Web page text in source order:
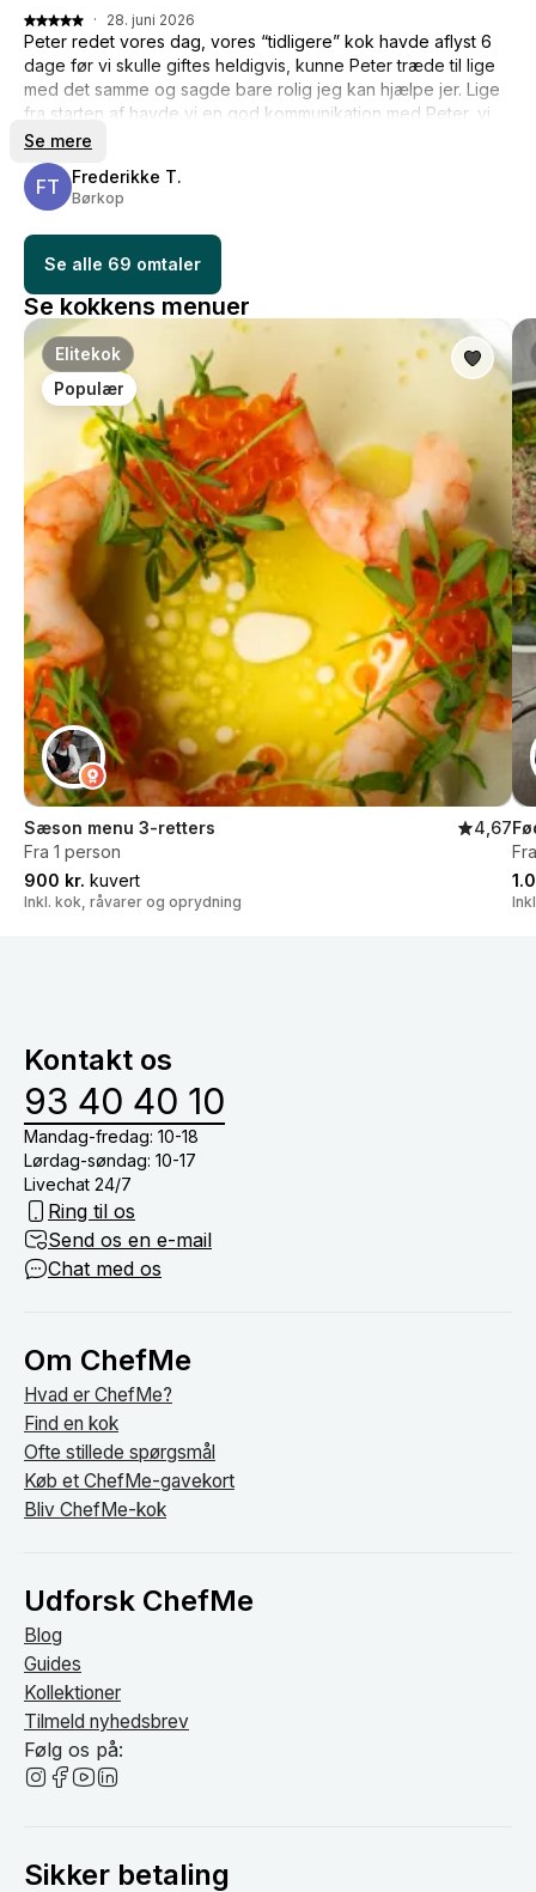
FT Frederikke T.
Børkop
· 28. juni 2026
Peter redet vores dag, vores “tidligere” kok havde aflyst 6
dage før vi skulle giftes heldigvis, kunne Peter træde til lige
med det samme og sagde bare rolig jeg kan hjælpe jer. Lige
fra starten af havde vi en god kommunikation med Peter, vi
fik ro i maven igen og Peter svarede hurtig og var
opmærksom på alting. Hans mad smagte virkelig godt og vi
kunne ikke have ønsket os noget bedre. Vi kan helt sikkert
anbefale Peter, vi var 76 personer og han gjorde det mega
godt.
Se mere
Se alle 69 omtaler
Se kokkens menuer
Elitekok
Populær
Sæson menu 3-retters
4,67
Fra 1 person
900 kr. kuvert
Inkl. kok, råvarer og oprydning
Kontakt os
93 40 40 10
Mandag-fredag: 10-18
Lørdag-søndag: 10-17
Livechat 24/7
Ring til os
Send os en e-mail
Chat med os
Om ChefMe
Hvad er ChefMe?
Find en kok
Ofte stillede spørgsmål
Køb et ChefMe-gavekort
Bliv ChefMe-kok
Udforsk ChefMe
Blog
Guides
Kollektioner
Tilmeld nyhedsbrev
Følg os på:
Sikker betaling